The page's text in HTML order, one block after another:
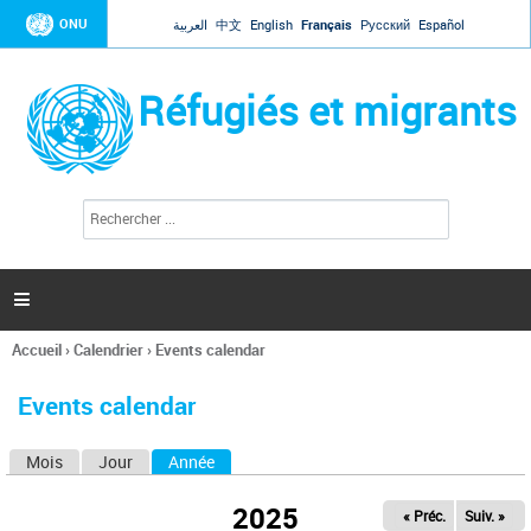
Jump to navigation
ONU العربية 中文 English Français Русский Español
Réfugiés et migrants
l
c
h
e

Vous
ici
Accueil›Calendrier› Events calendar
Events calendar
Mois Jour Année
2025 « Préc. Suiv. »